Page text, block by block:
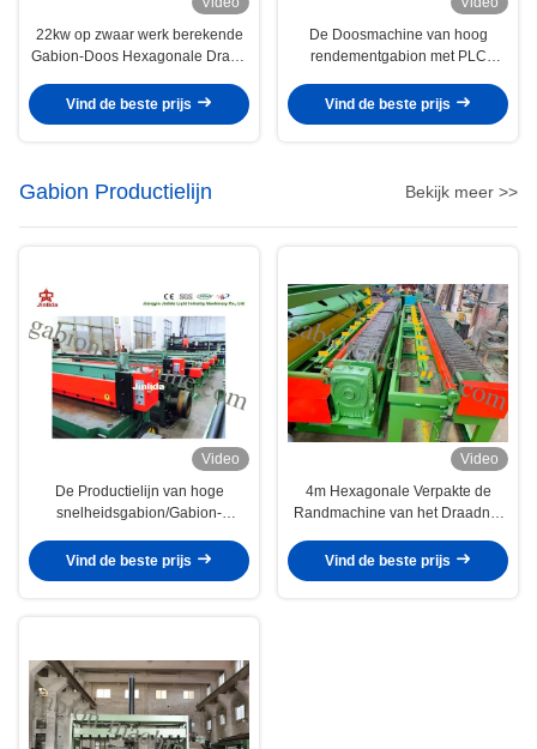
22kw op zwaar werk berekende
Gabion-Doos Hexagonale Draad
Netwerkbreedte
Vind de beste prijs
De Doosmachine van hoog
rendementgabion met PLC
Vind de beste prijs
Gabion Productielijn Bekijk meer >>
Video
De Productielijn van hoge
snelheidsgabion/Gabion-
Vind de beste prijs
Video
4m Hexagonale Verpakte de
Randmachine van het Draadnet
winden
Vind de beste prijs